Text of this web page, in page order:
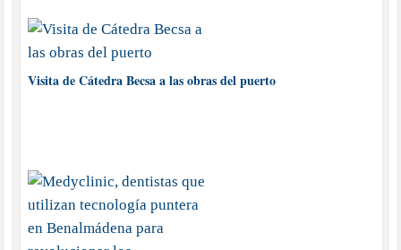
Visita de Cátedra Becsa a las obras del puerto